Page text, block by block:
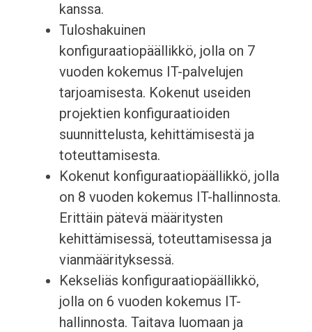
kanssa.
Tuloshakuinen
konfiguraatiopäällikkö, jolla on 7
vuoden kokemus IT-palvelujen
tarjoamisesta. Kokenut useiden
projektien konfiguraatioiden
suunnittelusta, kehittämisestä ja
toteuttamisesta.
Kokenut konfiguraatiopäällikkö, jolla
on 8 vuoden kokemus IT-hallinnosta.
Erittäin pätevä määritysten
kehittämisessä, toteuttamisessa ja
vianmäärityksessä.
Kekseliäs konfiguraatiopäällikkö,
jolla on 6 vuoden kokemus IT-
hallinnosta. Taitava luomaan ja